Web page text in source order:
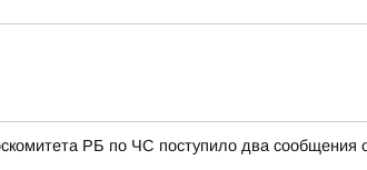
РБ по ЧС поступило два сообщения